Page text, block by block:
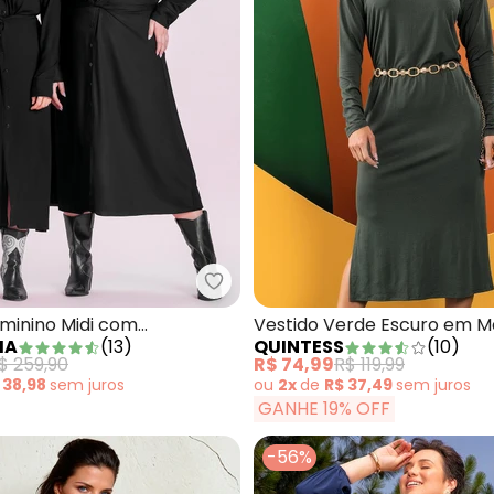
Preto em Malha
Marialícia - Vestido Feminino
Midi com
Preto
(13)
259,90
38,98sem juros
Vestido Verde Escuro em
Viscose
QUINTESS (10)
R$ 74,99R$ 119,99
ou 2xde R$ 37,49sem juros
GANHE 19% OFF
-56%